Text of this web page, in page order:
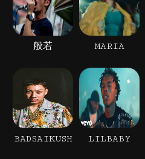
般若 MARIA
BADSAIKUSH LILBABY